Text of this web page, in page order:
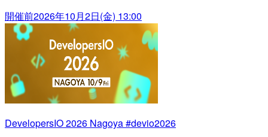
開催前2026年10月2日(金) 13:00
DevelopersIO 2026 Nagoya #devio2026